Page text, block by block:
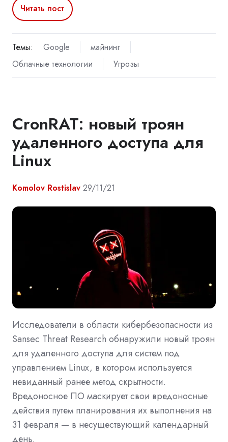
Читать пост
Темы: Google
майнинг
Облачные технологии
Угрозы
CronRAT: новый троян
удаленного доступа для
Linux
Komolov Rostislav 29/11/21
Исследователи в области кибербезопасности из
Sansec Threat Research обнаружили новый троян
для удаленного доступа для систем под
управлением Linux, в котором используется
невиданный ранее метод скрытности.
Вредоносное ПО маскирует свои вредоносные
действия путем планирования их выполнения на
31 февраля — в несуществующий календарный
день.